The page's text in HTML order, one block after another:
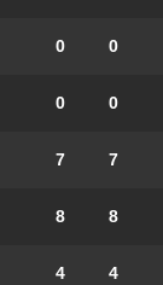
0 0
0 0
7 7
8 8
4 4